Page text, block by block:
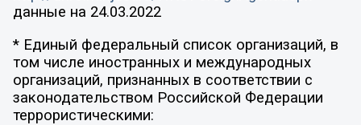
данные на 24.03.2022
* Единый федеральный список организаций, в
том числе иностранных и международных
организаций, признанных в соответствии с
законодательством Российской Федерации
террористическими: